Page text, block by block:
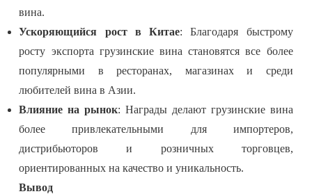
вина.
Ускоряющийся рост в Китае: Благодаря быстрому
росту экспорта грузинские вина становятся все более
популярными в ресторанах, магазинах и среди
любителей вина в Азии.
Влияние на рынок: Награды делают грузинские вина
более привлекательными для импортеров,
дистрибьюторов и розничных торговцев,
ориентированных на качество и уникальность.
Вывод